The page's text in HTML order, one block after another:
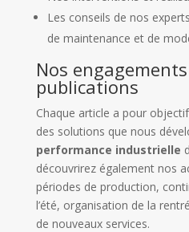
Les conseils de nos
de maintenance et de
Nos
publications
Chaque article a pour
des solutions que nous
performance industrielle
découvrirez également nos
périodes de production,
l’été, organisation de la
de nouveaux services.